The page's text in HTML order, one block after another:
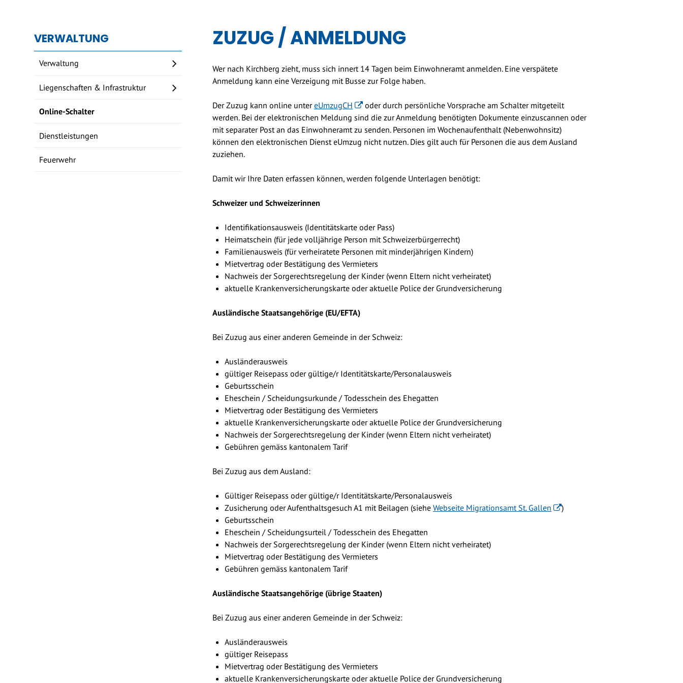
ZUZUG / ANMELDUNG
Wer nach Kirchberg zieht, muss sich innert 14 Tagen beim Einwohneramt anmelden. Eine verspätete
Anmeldung kann eine Verzeigung mit Busse zur Folge haben.
Der Zuzug kann online untereUmzugCH
oder durch persönliche Vorsprache am Schalter mitgeteilt
werden. Bei der elektronischen Meldung sind die zur Anmeldung benötigten Dokumente einzuscannen oder
mit separater Post an das Einwohneramt zu senden. Personen im Wochenaufenthalt (Nebenwohnsitz)
können den elektronischen Dienst eUmzug nicht nutzen. Dies gilt auch für Personen die aus dem Ausland
zuziehen.
Damit wir Ihre Daten erfassen können, werden folgende Unterlagen benötigt:
Schweizer und Schweizerinnen
Identifikationsausweis (Identitätskarte oder Pass)
Heimatschein (für jede volljährige Person mit Schweizerbürgerrecht)
Familienausweis (für verheiratete Personen mit minderjährigen Kindern)
Mietvertrag oder Bestätigung des Vermieters
Nachweis der Sorgerechtsregelung der Kinder (wenn Eltern nicht verheiratet)
aktuelle Krankenversicherungskarte oder aktuelle Police der Grundversicherung
Ausländische Staatsangehörige (EU/EFTA)
Bei Zuzug aus einer anderen Gemeinde in der Schweiz:
Ausländerausweis
gültiger Reisepass oder gültige/r Identitätskarte/Personalausweis
Geburtsschein
Eheschein / Scheidungsurkunde / Todesschein des Ehegatten
Mietvertrag oder Bestätigung des Vermieters
aktuelle Krankenversicherungskarte oder aktuelle Police der Grundversicherung
Nachweis der Sorgerechtsregelung der Kinder (wenn Eltern nicht verheiratet)
Gebühren gemäss kantonalem Tarif
Bei Zuzug aus dem Ausland:
Gültiger Reisepass oder gültige/r Identitätskarte/Personalausweis
Zusicherung oder Aufenthaltsgesuch A1 mit Beilagen (siehe Webseite Migrationsamt St. Gallen
)
Geburtsschein
Eheschein / Scheidungsurteil / Todesschein des Ehegatten
Nachweis der Sorgerechtsregelung der Kinder (wenn Eltern nicht verheiratet)
Mietvertrag oder Bestätigung des Vermieters
Gebühren gemäss kantonalem Tarif
Ausländische Staatsangehörige (übrige Staaten)
Bei Zuzug aus einer anderen Gemeinde in der Schweiz:
Ausländerausweis
gültiger Reisepass
Mietvertrag oder Bestätigung des Vermieters
aktuelle Krankenversicherungskarte oder aktuelle Police der Grundversicherung
VERWALTUNG
Verwaltung
Liegenschaften & Infrastruktur
Online-Schalter
Dienstleistungen
Feuerwehr